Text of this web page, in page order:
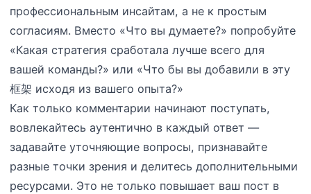
профессиональным инсайтам, а не к простым
согласиям. Вместо «Что вы думаете?» попробуйте
«Какая стратегия сработала лучше всего для
вашей команды?» или «Что бы вы добавили в эту
框架 исходя из вашего опыта?»
Как только комментарии начинают поступать,
вовлекайтесь аутентично в каждый ответ —
задавайте уточняющие вопросы, признавайте
разные точки зрения и делитесь дополнительными
ресурсами. Это не только повышает ваш пост в